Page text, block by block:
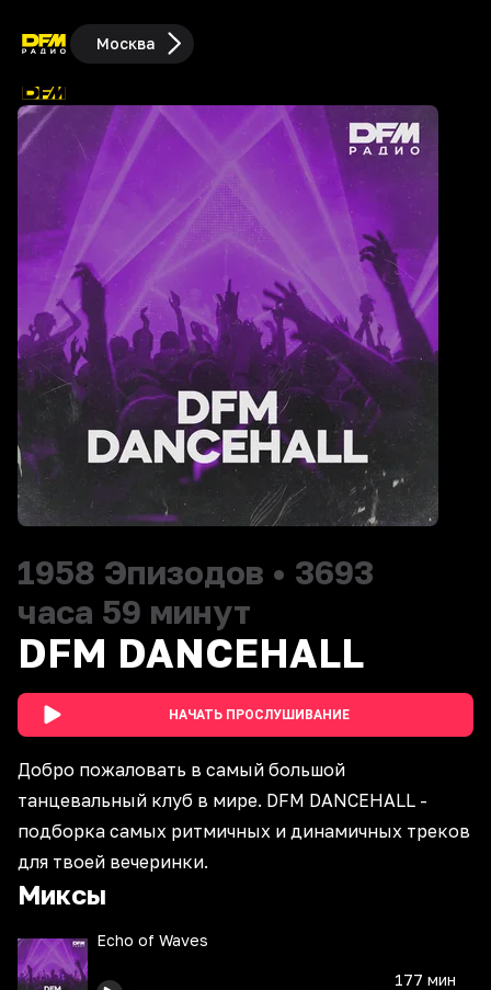
Москва
1958 Эпизодов • 3693
часа 59 минут
DFM DANCEHALL
НАЧАТЬ ПРОСЛУШИВАНИЕ
Добро пожаловать в самый большой
танцевальный клуб в мире. DFM DANCEHALL -
подборка самых ритмичных и динамичных треков
для твоей вечеринки.
Миксы
Echo of Waves
177 мин